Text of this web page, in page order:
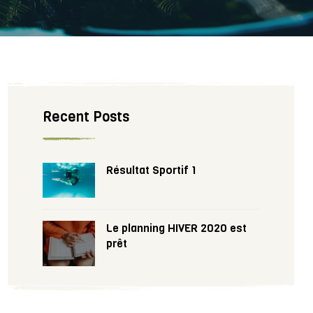
Recent Posts
Résultat Sportif 1
Le planning HIVER 2020 est
prêt